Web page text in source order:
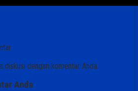
diskusi dengan komentar Anda.
Anda